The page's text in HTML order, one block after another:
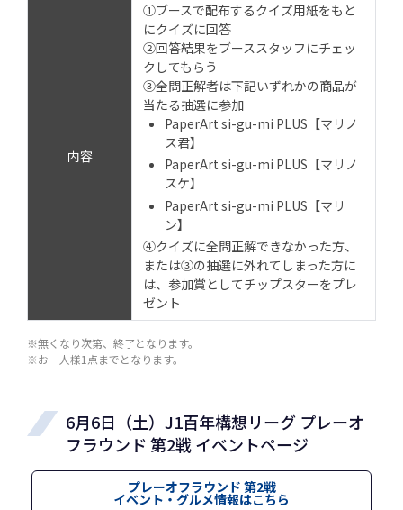
内容
①ブースで配布するクイズ用紙をもと
にクイズに回答
②回答結果をブーススタッフにチェッ
クしてもらう
③全問正解者は下記いずれかの商品が
当たる抽選に参加
PaperArt si-gu-mi PLUS【マリノ
ス君】
PaperArt si-gu-mi PLUS【マリノ
スケ】
PaperArt si-gu-mi PLUS【マリ
ン】
④クイズに全問正解できなかった方、
または③の抽選に外れてしまった方に
は、参加賞としてチップスターをプレ
ゼント
※無くなり次第、終了となります。
※お一人様1点までとなります。
6月6日（土）J1百年構想リーグ プレーオ
フラウンド 第2戦 イベントページ
プレーオフラウンド 第2戦
イベント・グルメ情報はこちら